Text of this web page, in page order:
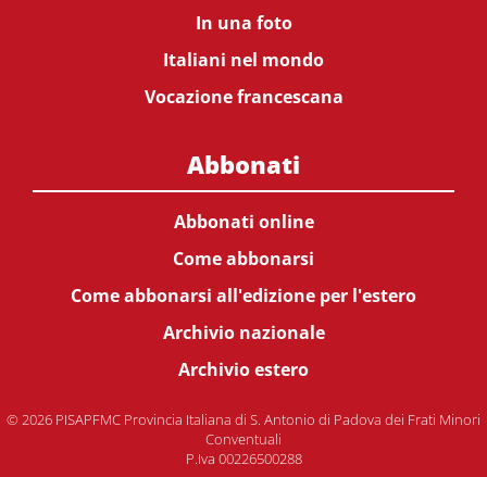
In una foto
Italiani nel mondo
Vocazione francescana
Abbonati
Abbonati online
Come abbonarsi
Come abbonarsi all'edizione per l'estero
Archivio nazionale
Archivio estero
© 2026 PISAPFMC Provincia Italiana di S. Antonio di Padova dei Frati Minori
Conventuali
P.Iva 00226500288